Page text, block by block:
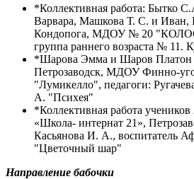
*Коллективная работа: Бытко
Варвара, Машкова Т. С. и Иван,
Кондопога, МДОУ № 20
группа раннего возраста № 11.
*Шарова Эмма и Шаров Платон
Петрозаводск, МДОУ Финно-
"Лумикелло", педагоги:
А. "Психея"
*Коллективная работа
«Школа- интернат 21»,
Касьянова И. А., воспитатель
"Цветочный шар"
Направление бабочки